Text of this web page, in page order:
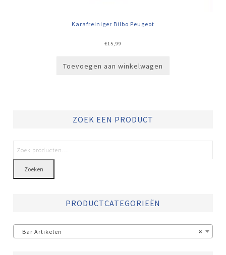
Karafreiniger Bilbo Peugeot
€15,99
Toevoegen aan winkelwagen
ZOEK EEN PRODUCT
Zoeken
PRODUCTCATEGORIEËN
×
Bar Artikelen